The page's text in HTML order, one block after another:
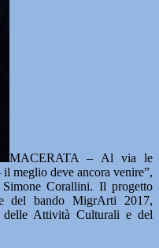
MACERATA – Al via le
meglio deve ancora venire”,
Corallini. Il progetto
del bando MigrArti 2017,
Attività Culturali e del